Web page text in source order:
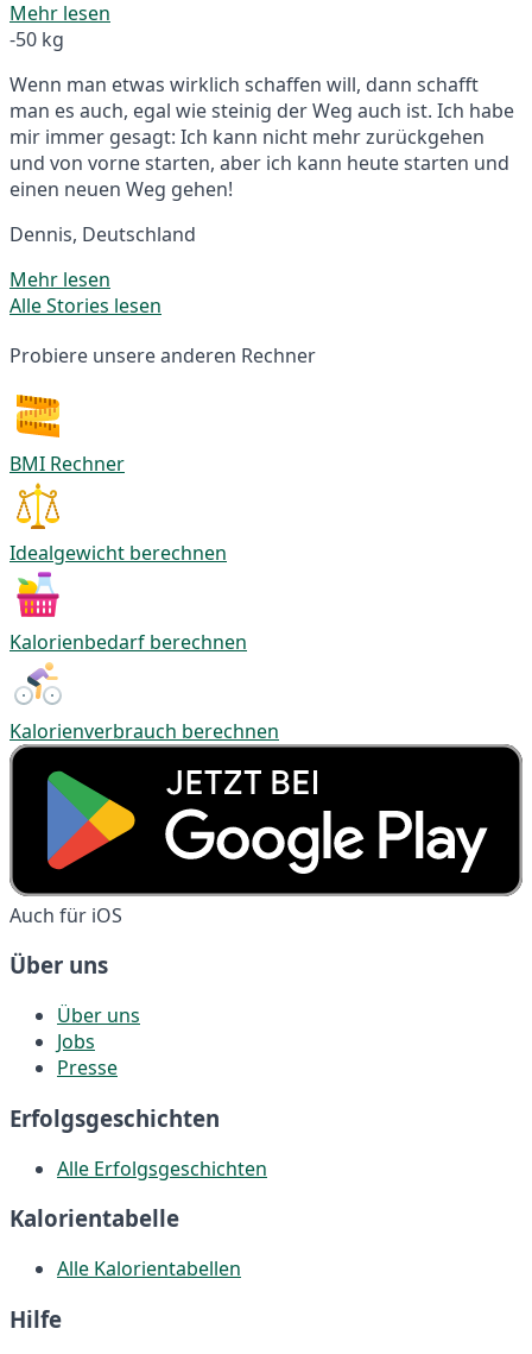
Mehr lesen
-50 kg
Wenn man etwas wirklich schaffen will, dann schafft
man es auch, egal wie steinig der Weg auch ist. Ich habe
mir immer gesagt: Ich kann nicht mehr zurückgehen
und von vorne starten, aber ich kann heute starten und
einen neuen Weg gehen!
Dennis, Deutschland
Mehr lesen
Alle Stories lesen
Probiere unsere anderen Rechner
BMI Rechner
Idealgewicht berechnen
Kalorienbedarf berechnen
Kalorienverbrauch berechnen
Auch für iOS
Über uns
Über uns
Jobs
Presse
Erfolgsgeschichten
Alle Erfolgsgeschichten
Kalorientabelle
Alle Kalorientabellen
Hilfe